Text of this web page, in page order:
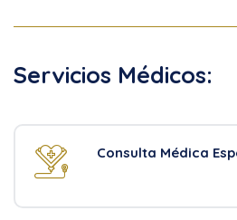
Servicios Médicos:
Consulta Médica